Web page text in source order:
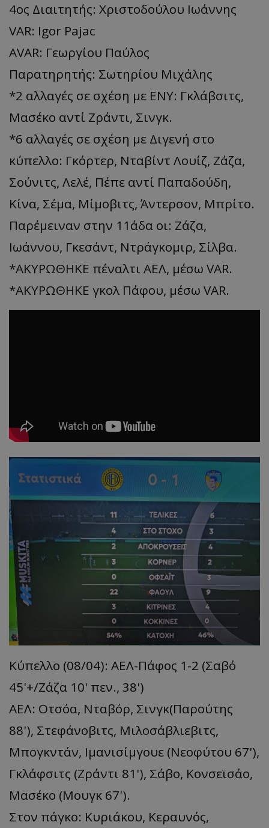
4ος Διαιτητής: Χριστοδούλου Ιωάννης
VAR: Igor Pajac
AVAR: Γεωργίου Παύλος
Παρατηρητής: Σωτηρίου Μιχάλης
*2 αλλαγές σε σχέση με ENY: Γκλάβσιτς,
Μασέκο αντί Ζράντι, Σινγκ.
*6 αλλαγές σε σχέση με Διγενή στο
κύπελλο: Γκόρτερ, Νταβίντ Λουίζ, Ζάζα,
Σούνιτς, Λελέ, Πέπε αντί Παπαδούδη,
Κίνα, Σέμα, Μίμοβιτς, Άντερσον, Μπρίτο.
Παρέμειναν στην 11άδα οι: Ζάζα,
Ιωάννου, Γκεσάντ, Ντράγκομιρ, Σίλβα.
*ΑΚΥΡΩΘΗΚΕ πέναλτι ΑΕΛ, μέσω VAR.
*ΑΚΥΡΩΘΗΚΕ γκολ Πάφου, μέσω VAR.
Κύπελλο (08/04): ΑΕΛ-Πάφος 1-2 (Σαβό
45'+/Ζάζα 10' πεν., 38')
ΑΕΛ: Οτσόα, Νταβόρ, Σινγκ(Παρούτης
88'), Στεφάνοβιτς, Μιλοσάβλιεβιτς,
Μπογκντάν, Ιμανισίμγουε (Νεοφύτου 67'),
Γκλάφσιτς (Ζράντι 81'), Σάβο, Κονσεϊσάο,
Μασέκο (Μουγκ 67').
Στον πάγκο: Κυριάκου, Κεραυνός,